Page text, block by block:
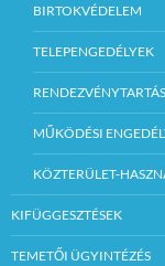
BIRTOKVÉDELEM
TELEPENGEDÉLYEK
RENDEZVÉNYTARTÁS
MŰKÖDÉSI
KÖZTERÜLET-
KIFÜGGESZTÉSEK
TEMETŐI ÜGYINTÉZÉS